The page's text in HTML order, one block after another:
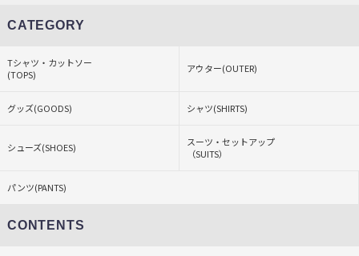
CATEGORY
Tシャツ・カットソー
(TOPS)
アウター(OUTER)
グッズ(GOODS) シャツ(SHIRTS)
シューズ(SHOES)
スーツ・セットアップ
（SUITS）
パンツ(PANTS)
CONTENTS